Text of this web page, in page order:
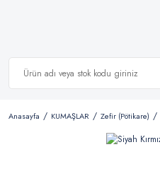
Anasayfa KUMAŞLAR Zefir (Pötikare)